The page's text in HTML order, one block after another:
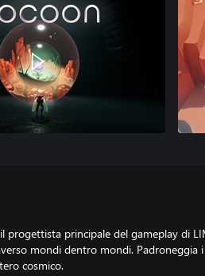
progettista principale del gameplay di
mondi dentro mondi. Padroneggia
cosmico.